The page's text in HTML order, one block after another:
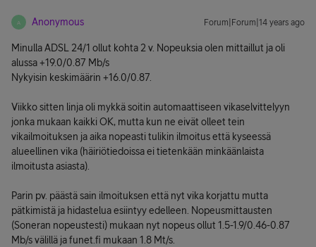
A Anonymous Forum|Forum|14 years ago
Minulla ADSL 24/1 ollut kohta 2 v. Nopeuksia olen mittaillut ja oli
alussa +19.0/0.87 Mb/s
Nykyisin keskimäärin +16.0/0.87.
Viikko sitten linja oli mykkä soitin automaattiseen vikaselvittelyyn
jonka mukaan kaikki OK, mutta kun ne eivät olleet tein
vikailmoituksen ja aika nopeasti tulikin ilmoitus että kyseessä
alueellinen vika (häiriötiedoissa ei tietenkään minkäänlaista
ilmoitusta asiasta).
Parin pv. päästä sain ilmoituksen että nyt vika korjattu mutta
pätkimistä ja hidastelua esiintyy edelleen. Nopeusmittausten
(Soneran nopeustesti) mukaan nyt nopeus ollut 1.5-1.9/0.46-0.87
Mb/s välillä ja funet.fi mukaan 1.8 Mt/s.